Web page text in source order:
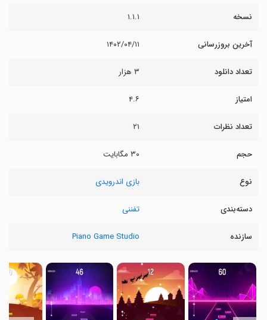
نسخه ۱.۱.۱
آخرین بروزرسانی ۱۴۰۲/۰۴/۱۱
تعداد دانلود ۳ هزار
امتیاز ۴.۶
تعداد نظرات ۲۱
حجم ۳۰ مگابایت
نوع بازی اندرویدی
دسته‌بندی تفننی
سازنده Piano Game Studio